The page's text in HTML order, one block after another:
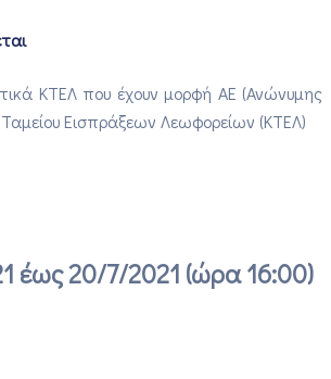
ΚΤΕΛ που έχουν μορφή ΑΕ (Ανώνυμης
Ταμείου Εισπράξεων Λεωφορείων (ΚΤΕΛ)
έως 20/7/2021 (ώρα 16:00)